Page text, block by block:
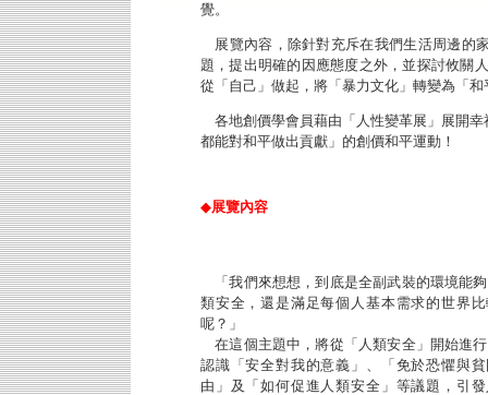
覺。
展覽內容，除針對充斥在我們生活周邊的
題，提出明確的因應態度之外，並探討攸關
從「自己」做起，將「暴力文化」轉變為「
各地創價學會員藉由「人性變革展」展開
都能對和平做出貢獻」的創價和平運動！
◆展覽內容
「我們來想想，到底是全副武裝的環境能
類安全，還是滿足每個人基本需求的世界
呢？」
在這個主題中，將從「人類安全」開始進
認識「安全對我的意義」、「免於恐懼與
由」及「如何促進人類安全」等議題，引